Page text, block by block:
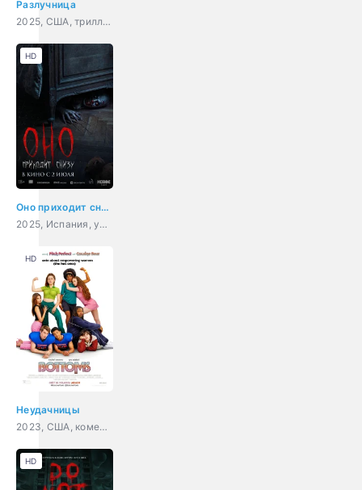
Разлучница
2025, США, триллер, комедия
Оно приходит снизу
2025, Испания, ужасы
HD
Неудачницы
2023, США, комедия
HD
HD